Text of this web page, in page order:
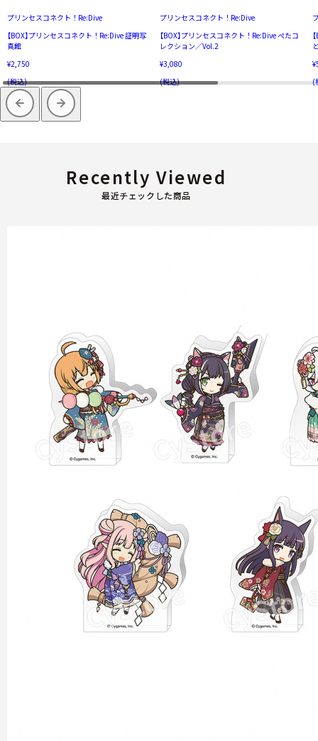
プリンセスコネクト！Re:Dive
【BOX】プリンセスコネクト！Re:Dive 証明写
真館
¥2,750
(税込)
プリンセスコネクト！Re:Dive
【BOX】プリンセスコネクト！Re:Dive ぺたコ
レクション／Vol.2
¥3,080
(税込)
(
最近チェックした商品
Recently Viewed